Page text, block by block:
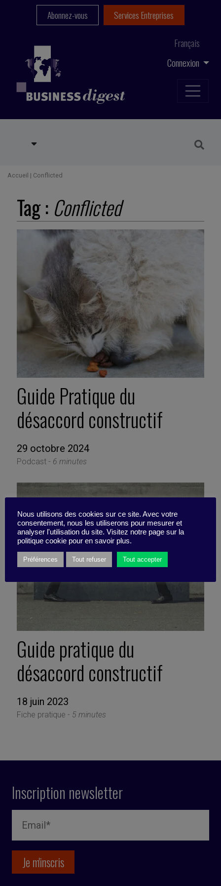
Connexion
Français
Abonnez-vous Services Entreprises
Accueil | Conflicted
Tag : Conflicted
Guide Pratique du
désaccord constructif
29 octobre 2024
Podcast - 6 minutes
Guide pratique du
désaccord constructif
18 juin 2023
Fiche pratique - 5 minutes
Inscription newsletter
Nous utilisons des cookies sur ce site. Avec votre
consentement, nous les utiliserons pour mesurer et
analyser l'utilisation du site. Visitez notre page sur la
politique cookie pour en savoir plus.
Préférences Tout refuser Tout accepter